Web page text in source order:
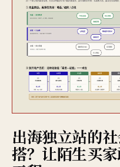
出海独立站的
搭？让陌生买